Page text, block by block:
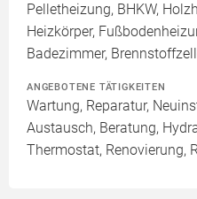
Pelletheizung, BHKW,
Heizkörper,
Badezimmer,
ANGEBOTENE TÄTIGKEITEN
Wartung, Reparatur,
Austausch, Beratung,
Thermostat, Renovierung,